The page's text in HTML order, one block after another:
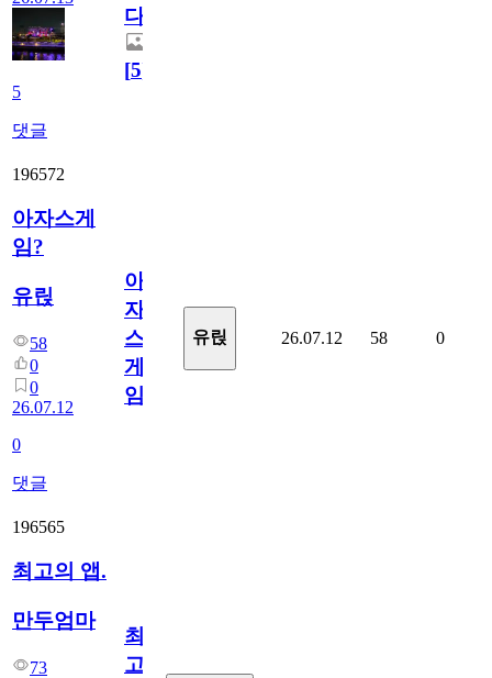
5
댓글
다.
[5]
196572
아자스게
임?
유릱
58
0
0
26.07.12
0
댓글
아
자
스
게
임?
유릱 26.07.12 58 0
196565
최고의 앱.
만두엄마
73
최
고